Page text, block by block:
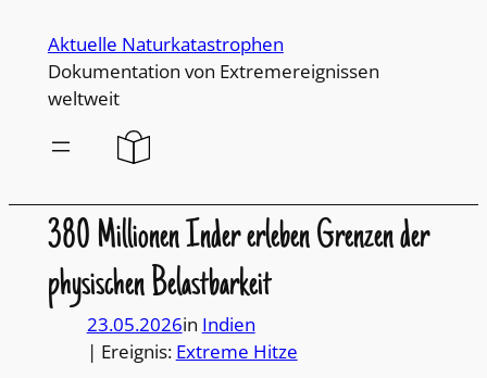
Inhalt
wechseln
Aktuelle Naturkatastrophen
Dokumentation von Extremereignissen
weltweit
380 Millionen Inder erleben Grenzen der
physischen Belastbarkeit
23.05.2026in Indien
| Ereignis: Extreme Hitze